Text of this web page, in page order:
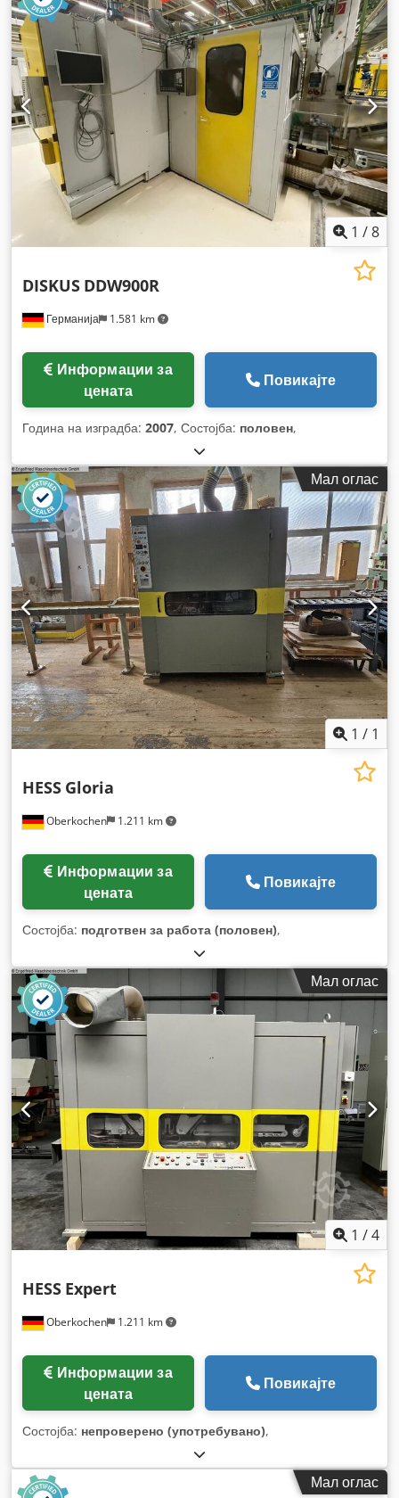
1 /8
Германија 1.581 km
DISKUS DDW900R
цената
Повикајте
Година на изградба: 2007, Состојба: половен,
Мал оглас
1 / 1
Oberkochen 1.211 km
HESS Gloria
цената
Повикајте
Состојба: подготвен за работа (половен),
Мал оглас
1 /4
Oberkochen 1.211 km
HESS Expert
цената
Повикајте
Состојба: непроверено (употребувано),
Мал оглас